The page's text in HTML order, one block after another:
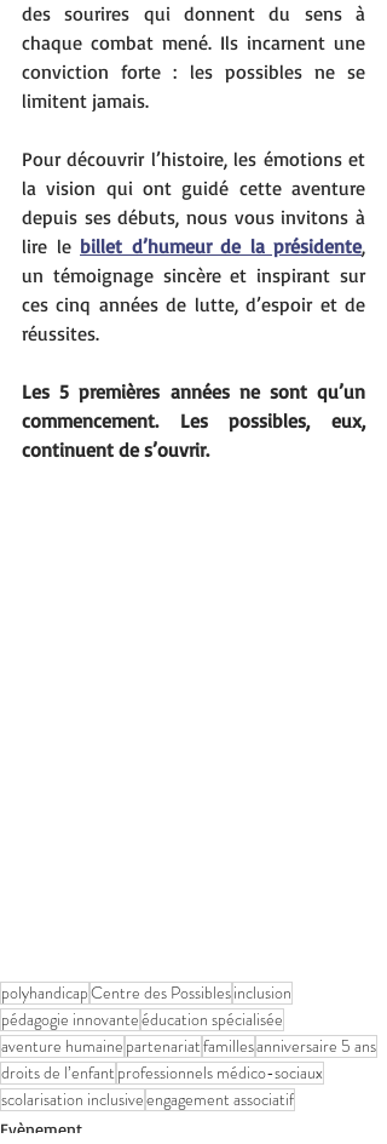
des sourires qui donnent du sens à
chaque combat mené. Ils incarnent une
conviction forte : les possibles ne se
limitent jamais.
Pour découvrir l’histoire, les émotions et
la vision qui ont guidé cette aventure
depuis ses débuts, nous vous invitons à
lire le billet d’humeur de la présidente,
un témoignage sincère et inspirant sur
ces cinq années de lutte, d’espoir et de
réussites.
Les 5 premières années ne sont qu’un
commencement. Les possibles, eux,
continuent de s’ouvrir.
polyhandicapCentre des Possiblesinclusion
pédagogie innovanteéducation spécialisée
aventure humaine partenariatfamillesanniversaire 5 ans
droits de l’enfant professionnels médico-sociaux
scolarisation inclusiveengagement associatif
Evènement